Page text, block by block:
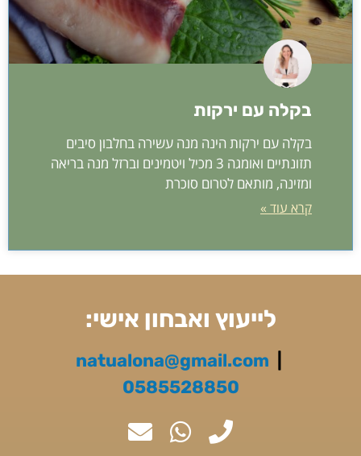
בקלה עם ירקות
בקלה עם ירקות הינה מנה עשירה בחלבון סיבים
תזונתיים ואומגה 3 מכיל ויטמינים וברזל מנה בריאה
ומזינה, מותאם לטרום סוכרת
קרא עוד »
לייעוץ ואבחון אישי:
natualona@gmail.com
0585528850